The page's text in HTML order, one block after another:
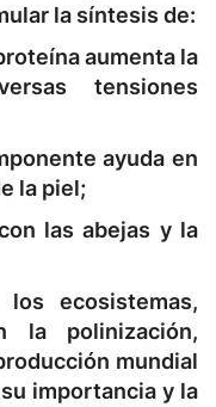
la síntesis de:
aumenta la
tensiones
ayuda en
la piel;
las abejas y la
ecosistemas,
la polinización,
mundial
importancia y la